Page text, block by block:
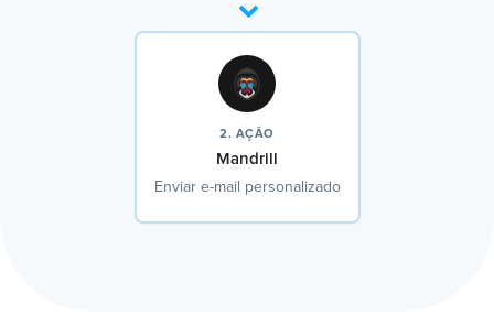
2. AÇÃO
Mandrill
Enviar e-mail personalizado